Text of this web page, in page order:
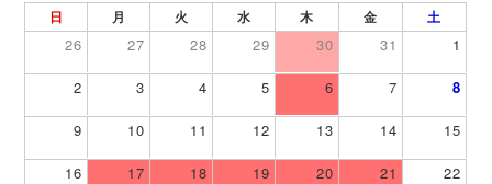
日 月 火 水 木 金 土
26 27 28 29 30 31 1
2 3 4 5 6 7 8
9 10 11 12 13 14 15
16 17 18 19 20 21 22